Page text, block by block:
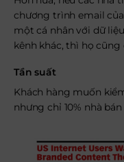
chương trình email
một cá nhân với dữ
kênh khác, thì họ
Tần suất
Khách hàng muốn
nhưng chỉ 10% nhà